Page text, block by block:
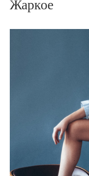
Жаркое